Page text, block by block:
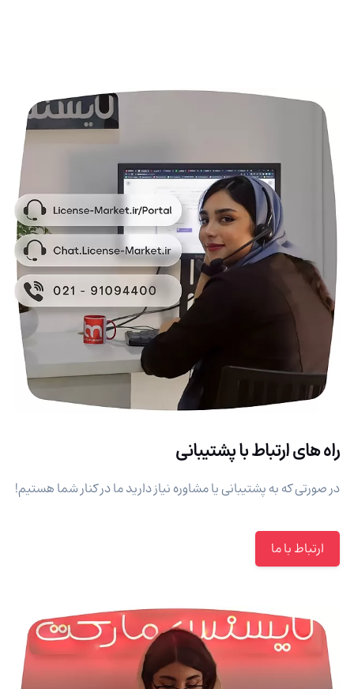
راه های ارتباط با پشتیبانی
در صورتی که به پشتیبانی یا مشاوره نیاز دارید ما در کنار شما هستیم!
ارتباط با ما